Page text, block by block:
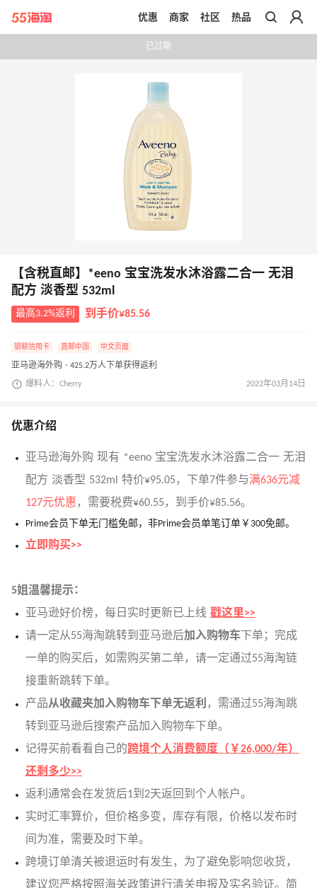
带你去官网买正品
优惠 商家 社区 热品
已过期
【含税直邮】*eeno 宝宝洗发水沐浴露二合一 无泪
配方 淡香型 532ml
最高3.2%返利 到手价¥85.56
银联信用卡 直邮中国 中文页面
亚马逊海外购 · 425.2万人下单获得返利
爆料人：Cherry 2022年03月14日
优惠介绍
亚马逊海外购 现有 *eeno 宝宝洗发水沐浴露二合一 无泪
配方 淡香型 532ml 特价¥95.05，下单7件参与满636元减
127元优惠 ，需要税费¥60.55，到手价¥85.56。
Prime会员下单无门槛免邮，非Prime会员单笔订单￥300免邮。
立即购买>>
5姐温馨提示：
亚马逊好价榜，每日实时更新已上线 戳这里>>
请一定从55海淘跳转到亚马逊后加入购物车 下单；完成
一单的购买后，如需购买第二单，请一定通过55海淘链
接重新跳转下单。
产品从收藏夹加入购物车下单无返利 ，需通过55海淘跳
转到亚马逊后搜索产品加入购物车下单。
记得买前看看自己的跨境个人消费额度（￥26,000/年）
还剩多少>>
返利通常会在发货后1到2天返回到个人帐户。
实时汇率算价，但价格多变，库存有限，价格以发布时
间为准，需要及时下单。
跨境订单清关被退运时有发生，为了避免影响您收货，
建议您严格按照海关政策进行清关申报及实名验证。简